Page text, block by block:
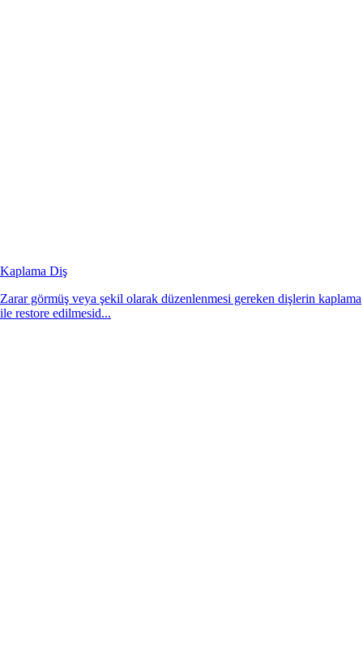
Kaplama Diş
Zarar görmüş veya şekil olarak düzenlenmesi gereken dişlerin kaplama
ile restore edilmesid...